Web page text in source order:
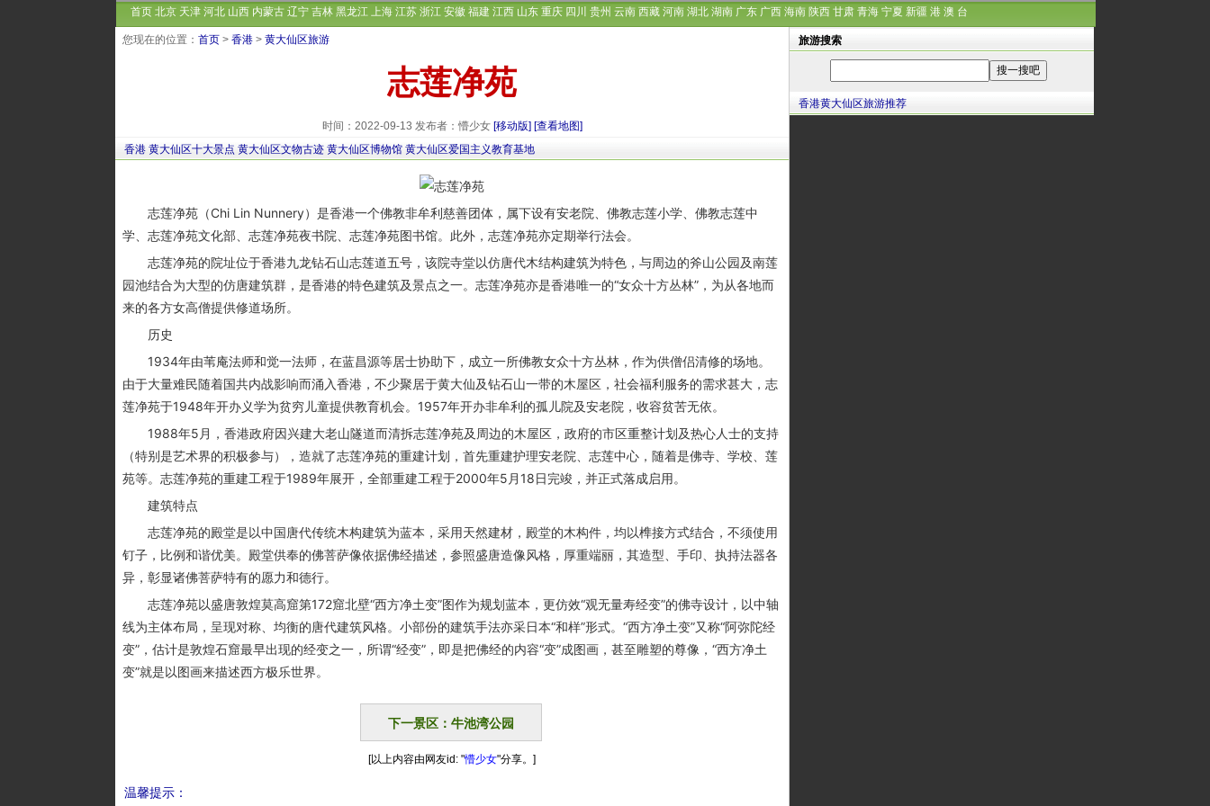
首页 北京 天津 河北 山西 内蒙古 辽宁 吉林 黑龙江 上海 江苏 浙江 安徽 福建 江西 山东 重庆 四川 贵州 云南 西藏 河南 湖北 湖南 广东 广西 海南 陕西 甘肃 青海 宁夏 新疆 港 澳 台
您现在的位置： 首页 > 香港 > 黄大仙区旅游
志莲净苑
时间：2022-09-13 发布者：懵少女 [移动版] [查看地图]
香港 黄大仙区十大景点 黄大仙区文物古迹 黄大仙区博物馆 黄大仙区爱国主义教育基地
志莲净苑（Chi Lin Nunnery）是香港一个佛教非牟利慈善团体，属下设有安老院、佛教志莲小学、佛教志莲中
学、志莲净苑文化部、志莲净苑夜书院、志莲净苑图书馆。此外，志莲净苑亦定期举行法会。
志莲净苑的院址位于香港九龙钻石山志莲道五号，该院寺堂以仿唐代木结构建筑为特色，与周边的斧山公园及南莲
园池结合为大型的仿唐建筑群，是香港的特色建筑及景点之一。志莲净苑亦是香港唯一的“女众十方丛林”，为从各地而
来的各方女高僧提供修道场所。
历史
1934年由苇庵法师和觉一法师，在蓝昌源等居士协助下，成立一所佛教女众十方丛林，作为供僧侣清修的场地。
由于大量难民随着国共内战影响而涌入香港，不少聚居于黄大仙及钻石山一带的木屋区，社会福利服务的需求甚大，志
莲净苑于1948年开办义学为贫穷儿童提供教育机会。1957年开办非牟利的孤儿院及安老院，收容贫苦无依。
1988年5月，香港政府因兴建大老山隧道而清拆志莲净苑及周边的木屋区，政府的市区重整计划及热心人士的支持
（特别是艺术界的积极参与），造就了志莲净苑的重建计划，首先重建护理安老院、志莲中心，随着是佛寺、学校、莲
苑等。志莲净苑的重建工程于1989年展开，全部重建工程于2000年5月18日完竣，并正式落成启用。
建筑特点
志莲净苑的殿堂是以中国唐代传统木构建筑为蓝本，采用天然建材，殿堂的木构件，均以榫接方式结合，不须使用
钉子，比例和谐优美。殿堂供奉的佛菩萨像依据佛经描述，参照盛唐造像风格，厚重端丽，其造型、手印、执持法器各
异，彰显诸佛菩萨特有的愿力和德行。
志莲净苑以盛唐敦煌莫高窟第172窟北壁“西方净土变”图作为规划蓝本，更仿效“观无量寿经变”的佛寺设计，以中轴
线为主体布局，呈现对称、均衡的唐代建筑风格。小部份的建筑手法亦采日本“和样”形式。“西方净土变”又称“阿弥陀经
变”，估计是敦煌石窟最早出现的经变之一，所谓“经变”，即是把佛经的内容“变”成图画，甚至雕塑的尊像，“西方净土
变”就是以图画来描述西方极乐世界。
下一景区：牛池湾公园
[以上内容由网友id: "懵少女"分享。]
温馨提示：
旅游搜索
香港黄大仙区旅游推荐